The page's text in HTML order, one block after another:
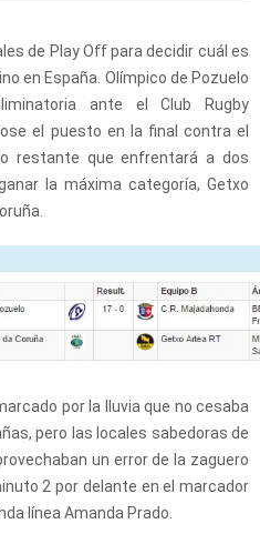
de Play Off para decidir cuál es
en España. Olímpico de Pozuelo
ante el Club Rugby
el puesto en la final contra el
restante que enfrentará a dos
la máxima categoría, Getxo
por la lluvia que no cesaba
pero las locales sabedoras de
un error de la zaguero
2 por delante en el marcador
línea Amanda Prado.